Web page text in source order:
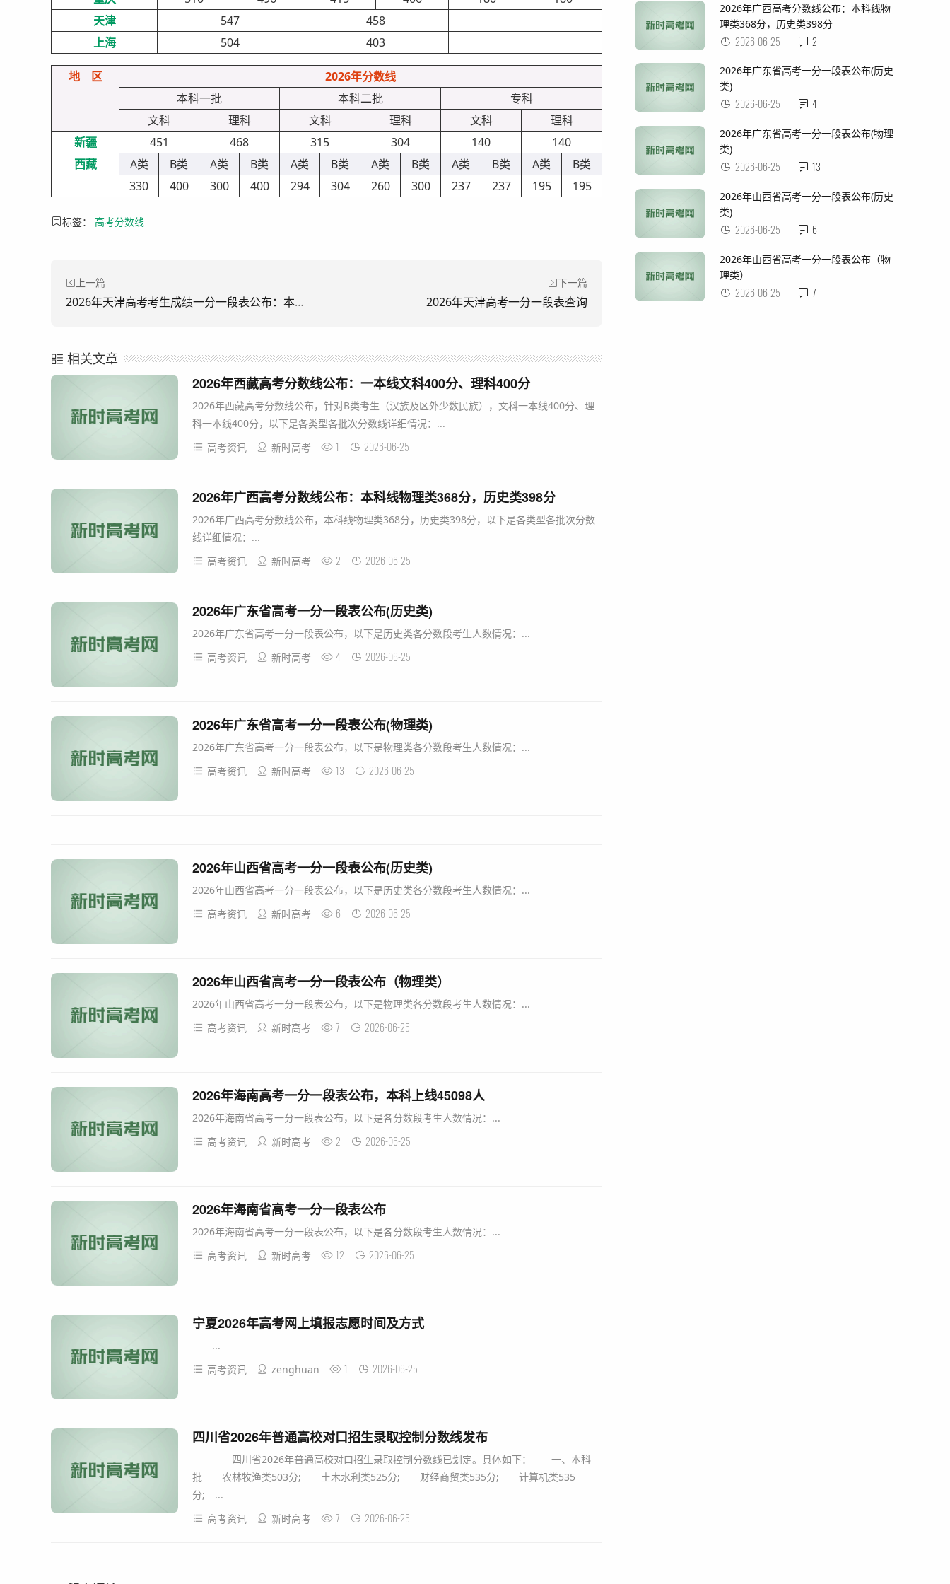
天津
547
458
上海
504 403
地 区
2026年分数线
本科一批
本科二批
专科
文科
理科 文科 理科 文科
理科
新疆
451 468 315 304 140
140
西藏
A类 B类 A类 B类 A类 B类 A类 B类 A类 B类 A类
B类
330
400 300 400 294 304 260 300 237 237 195 195
标签： 高考分数线
上一篇
2026年天津高考考生成绩一分一段表公布：本科上线52753人
下一篇
2026年天津高考一分一段表查询
相关文章
2026年西藏高考分数线公布：一本线文科400分、理科400分
2026年西藏高考分数线公布，针对B类考生（汉族及区外少数民族），文科一本线400分、理
科一本线400分，以下是各类型各批次分数线详细情况：...
高考资讯
新时高考 1 2026-06-25
2026年广西高考分数线公布：本科线物理类368分，历史类398分
2026年广西高考分数线公布，本科线物理类368分，历史类398分，以下是各类型各批次分数
线详细情况：...
高考资讯
新时高考 2 2026-06-25
2026年广东省高考一分一段表公布(历史类)
2026年广东省高考一分一段表公布，以下是历史类各分数段考生人数情况：...
高考资讯
新时高考 4 2026-06-25
2026年广东省高考一分一段表公布(物理类)
2026年广东省高考一分一段表公布，以下是物理类各分数段考生人数情况：...
高考资讯
新时高考 13 2026-06-25
2026年山西省高考一分一段表公布(历史类)
2026年山西省高考一分一段表公布，以下是历史类各分数段考生人数情况：...
高考资讯
新时高考 6 2026-06-25
2026年山西省高考一分一段表公布（物理类）
2026年山西省高考一分一段表公布，以下是物理类各分数段考生人数情况：...
高考资讯
新时高考 7 2026-06-25
2026年海南高考一分一段表公布，本科上线45098人
2026年海南省高考一分一段表公布，以下是各分数段考生人数情况：...
高考资讯
新时高考 2 2026-06-25
2026年海南省高考一分一段表公布
2026年海南省高考一分一段表公布，以下是各分数段考生人数情况：...
高考资讯
新时高考 12 2026-06-25
宁夏2026年高考网上填报志愿时间及方式
...
高考资讯
zenghuan 1 2026-06-25
四川省2026年普通高校对口招生录取控制分数线发布
四川省2026年普通高校对口招生录取控制分数线已划定。具体如下： 一、本科
批 农林牧渔类503分; 土木水利类525分; 财经商贸类535分; 计算机类535
分; ...
高考资讯
新时高考 7 2026-06-25
2026年广西高考分数线公布：本科线物
理类368分，历史类398分
2026-06-25 2
2026年广东省高考一分一段表公布(历史
类)
2026-06-25 4
2026年广东省高考一分一段表公布(物理
类)
2026-06-25 13
2026年山西省高考一分一段表公布(历史
类)
2026-06-25 6
2026年山西省高考一分一段表公布（物
理类）
2026-06-25 7